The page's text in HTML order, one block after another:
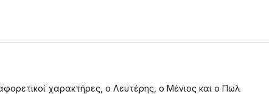
χαρακτήρες, ο Λευτέρης, ο Μένιος και ο Πωλ